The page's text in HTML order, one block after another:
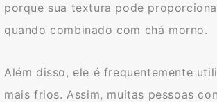
porque sua textura pode
quando combinado com chá morno.
Além disso, ele é frequentemente
mais frios. Assim, muitas pessoas